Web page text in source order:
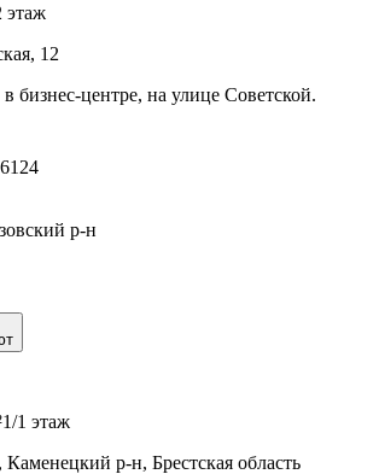
этаж
12
бизнес-центре, на улице Советской.
р-н
1/1 этаж
р-н, Брестская область